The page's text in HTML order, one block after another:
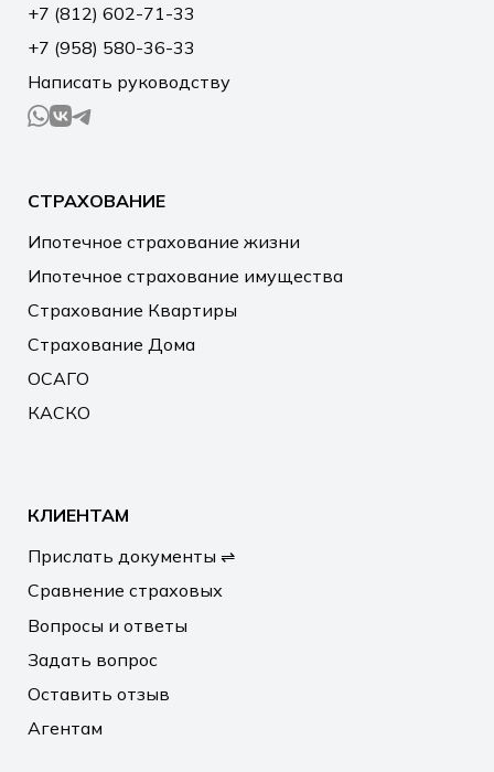
+7 (812) 602-71-33
+7 (958) 580-36-33
Написать руководству
СТРАХОВАНИЕ
Ипотечное страхование жизни
Ипотечное страхование имущества
Страхование Квартиры
Страхование Дома
ОСАГО
КАСКО
КЛИЕНТАМ
Прислать документы ⇌
Сравнение страховых
Вопросы и ответы
Задать вопрос
Оставить отзыв
Агентам